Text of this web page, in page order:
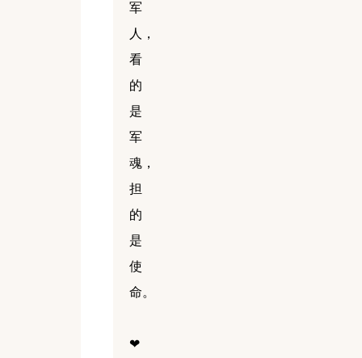
军
人，
看
的
是
军
魂，
担
的
是
使
命。
❤